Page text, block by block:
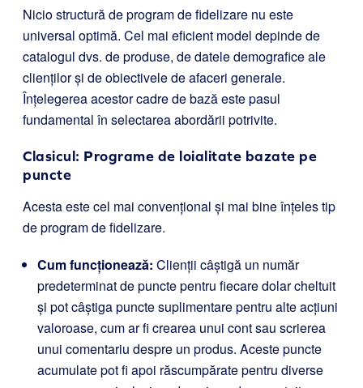
Nicio structură de program de fidelizare nu este
universal optimă. Cel mai eficient model depinde de
catalogul dvs. de produse, de datele demografice ale
clienților și de obiectivele de afaceri generale.
Înțelegerea acestor cadre de bază este pasul
fundamental în selectarea abordării potrivite.
Clasicul: Programe de loialitate bazate pe
puncte
Acesta este cel mai convențional și mai bine înțeles tip
de program de fidelizare.
Cum funcționează: Clienții câștigă un număr
predeterminat de puncte pentru fiecare dolar cheltuit
și pot câștiga puncte suplimentare pentru alte acțiuni
valoroase, cum ar fi crearea unui cont sau scrierea
unui comentariu despre un produs. Aceste puncte
acumulate pot fi apoi răscumpărate pentru diverse